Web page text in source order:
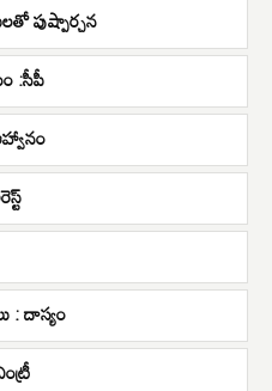
పుష్పార్చన
:సీపీ
: దాస్యం